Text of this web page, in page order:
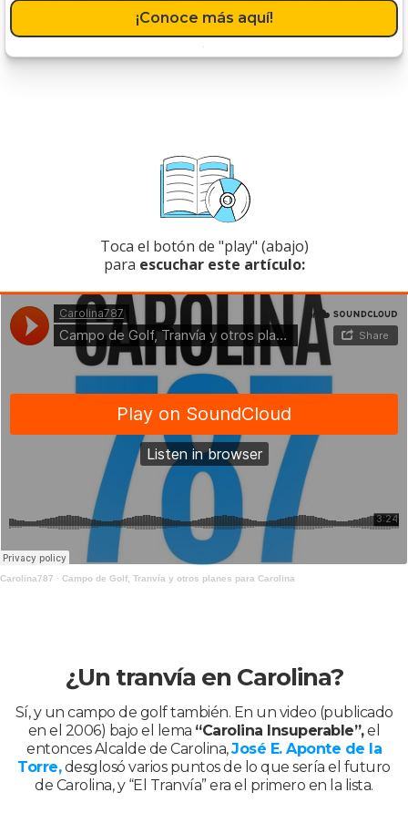
¡Conoce más aquí!
Toca el botón de "play" (abajo)
para escuchar este artículo:
Carolina787 · Campo de Golf, Tranvía y otros planes para Carolina
¿Un tranvía en Carolina?
Sí, y un campo de golf también. En un video (publicado
en el 2006) bajo el lema “Carolina Insuperable”,el
entonces Alcalde de Carolina,José E. Aponte de la
Torre,desglosó varios puntos de lo que sería el futuro
de Carolina, y “El Tranvía” era el primero en la lista.